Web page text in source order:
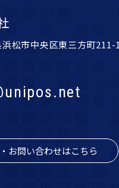
松市中央区東三方町211-
お問い合わせはこちら